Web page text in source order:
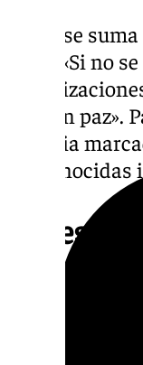
A ello se
años. «Si no
vivir en
historia
El